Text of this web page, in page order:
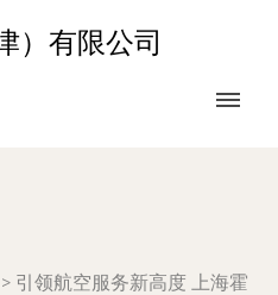
）有限公司
> 引领航空服务新高度 上海霍